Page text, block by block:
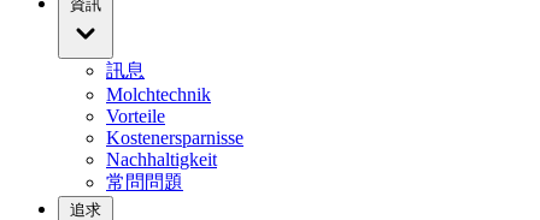
資訊
訊息
Molchtechnik
Vorteile
Kostenersparnisse
Nachhaltigkeit
常問問題
追求